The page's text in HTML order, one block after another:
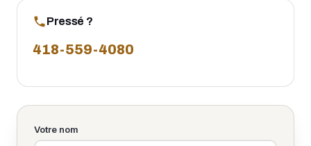
Pressé ?
418-559-4080
Votre nom